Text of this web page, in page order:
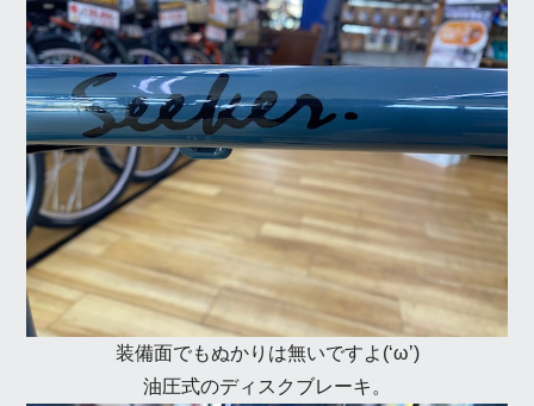
装備面でもぬかりは無いですよ(‘ω’)
油圧式のディスクブレーキ。